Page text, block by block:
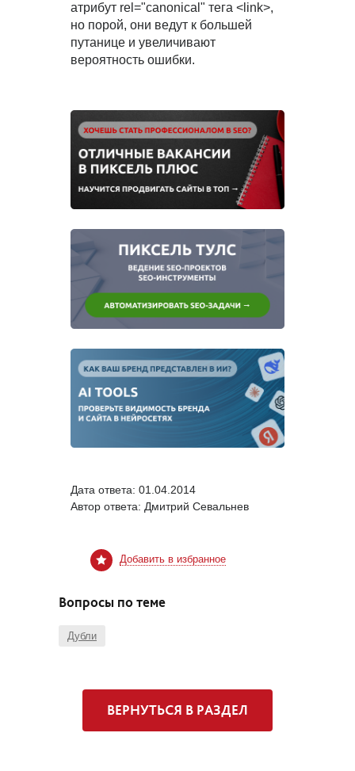
атрибут rel="canonical" тега <link>,
но порой, они ведут к большей
путанице и увеличивают
вероятность ошибки.
Дата ответа: 01.04.2014
Автор ответа: Дмитрий Севальнев
Добавить в избранное
Вопросы по теме
Дубли
ВЕРНУТЬСЯ В РАЗДЕЛ